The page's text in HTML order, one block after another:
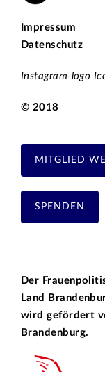
Impressum
Datenschutz
Instagram-logo
© 2018
MITGLIED
SPENDEN
Der
Land
wird gefördert
Brandenburg.